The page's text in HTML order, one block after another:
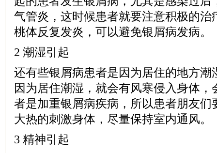
气管炎，这时候患者就要注意积极的治
桃体反复发炎，可以避免银屑病发病。
2 潮湿引起
还有些银屑病患者是因为居住的地方潮
因为居住潮湿，就会有风寒侵入身体，
者是加重银屑病疾病，所以患者朋友们
大热的刺激身体，尽量保持室内通风。
3 精神引起